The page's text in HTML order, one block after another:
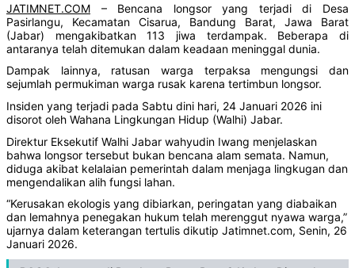
JATIMNET.COM – Bencana longsor yang terjadi di Desa
Pasirlangu, Kecamatan Cisarua, Bandung Barat, Jawa Barat
(Jabar) mengakibatkan 113 jiwa terdampak. Beberapa di
antaranya telah ditemukan dalam keadaan meninggal dunia.
Dampak lainnya, ratusan warga terpaksa mengungsi dan
sejumlah permukiman warga rusak karena tertimbun longsor.
Insiden yang terjadi pada Sabtu dini hari, 24 Januari 2026 ini
disorot oleh Wahana Lingkungan Hidup (Walhi) Jabar.
Direktur Eksekutif Walhi Jabar wahyudin Iwang menjelaskan
bahwa longsor tersebut bukan bencana alam semata. Namun,
diduga akibat kelalaian pemerintah dalam menjaga lingkugan dan
mengendalikan alih fungsi lahan.
“Kerusakan ekologis yang dibiarkan, peringatan yang diabaikan
dan lemahnya penegakan hukum telah merenggut nyawa warga,”
ujarnya dalam keterangan tertulis dikutip Jatimnet.com, Senin, 26
Januari 2026.